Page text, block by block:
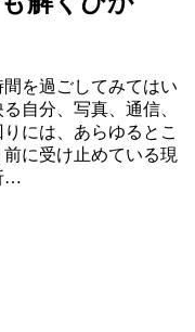
を過ごしてみてはい
自分、写真、通信、
には、あらゆるとこ
に受け止めている現
…